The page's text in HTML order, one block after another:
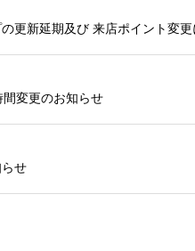
更新延期及び 来店ポイント変
変更のお知らせ
せ